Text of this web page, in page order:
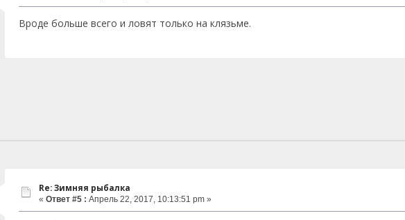
Вроде больше всего и ловят только на клязьме.
Re: Зимняя рыбалка
« Ответ #5 : Апрель 22, 2017, 10:13:51 pm »